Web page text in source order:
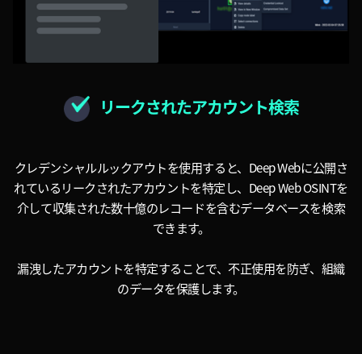
リークされたアカウント検索
クレデンシャルルックアウトを使用すると、Deep Webに公開さ
れているリークされたアカウントを特定し、Deep Web OSINTを
介して収集された数十億のレコードを含むデータベースを検索
できます。
漏洩したアカウントを特定することで、不正使用を防ぎ、組織
のデータを保護します。